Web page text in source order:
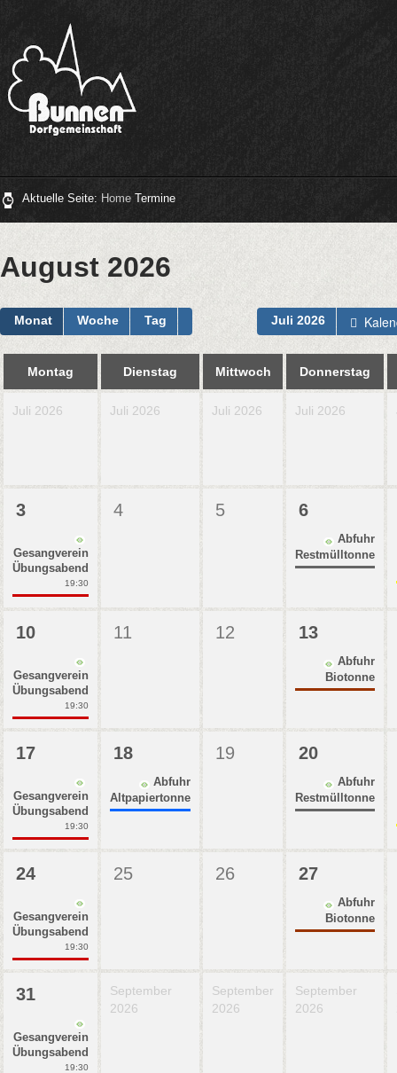
Aktuelle Seite: Home Termine
August 2026
Monat Woche Tag Juli 2026
Montag Dienstag Mittwoch Donnerstag
Juli 2026 Juli 2026 Juli 2026 Juli 2026
3
Gesangverein
Übungsabend
19:30
4 5 6
Abfuhr
Restmülltonne
10
Gesangverein
Übungsabend
19:30
11 12 13
Abfuhr
Biotonne
17
Gesangverein
Übungsabend
19:30
18
Abfuhr
Altpapiertonne
19 20
Abfuhr
Restmülltonne
24
Gesangverein
Übungsabend
19:30
25 26 27
Abfuhr
Biotonne
31
Gesangverein
Übungsabend
19:30
September
2026
September
2026
September
2026